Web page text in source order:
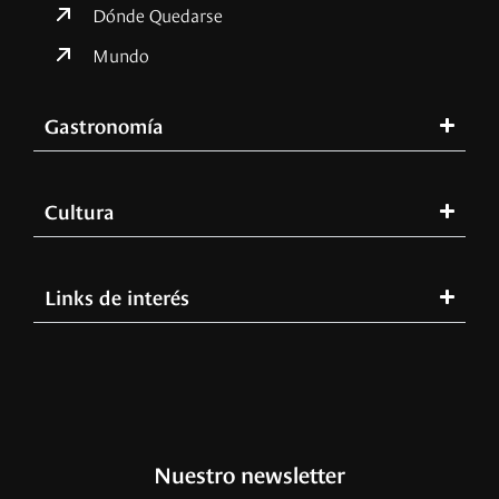
Dónde Quedarse
Mundo
Gastronomía
Cultura
Links de interés
Nuestro newsletter